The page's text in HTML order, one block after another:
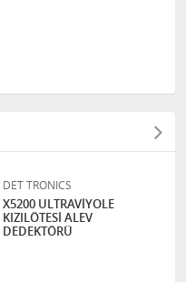
DET TRONICS
X5200 ULTRAVİYOLE
KIZILÖTESİ ALEV
DEDEKTÖRÜ